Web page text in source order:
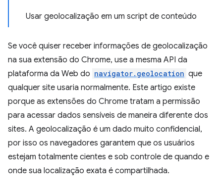
Usar geolocalização em um script de conteúdo
Se você quiser receber informações de geolocalização
na sua extensão do Chrome, use a mesma API da
plataforma da Web do navigator.geolocation que
qualquer site usaria normalmente. Este artigo existe
porque as extensões do Chrome tratam a permissão
para acessar dados sensíveis de maneira diferente dos
sites. A geolocalização é um dado muito confidencial,
por isso os navegadores garantem que os usuários
estejam totalmente cientes e sob controle de quando e
onde sua localização exata é compartilhada.